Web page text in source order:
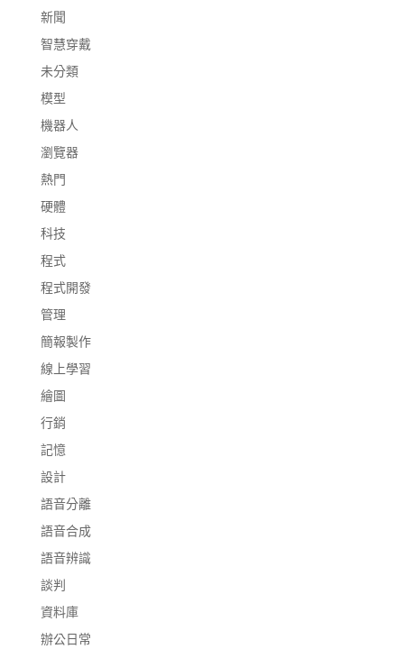
新聞
智慧穿戴
未分類
模型
機器人
瀏覽器
熱門
硬體
科技
程式
程式開發
管理
簡報製作
線上學習
繪圖
行銷
記憶
設計
語音分離
語音合成
語音辨識
談判
資料庫
辦公日常